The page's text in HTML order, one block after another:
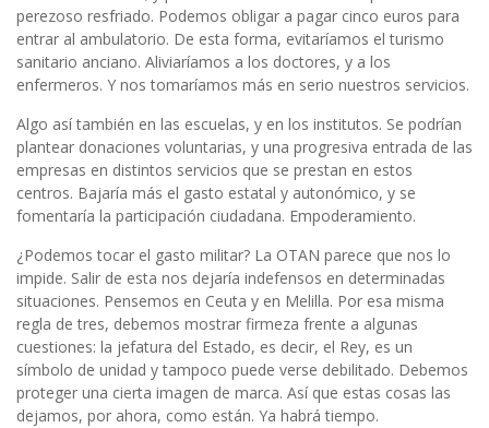
perezoso resfriado. Podemos obligar a pagar cinco euros para
entrar al ambulatorio. De esta forma, evitaríamos el turismo
sanitario anciano. Aliviaríamos a los doctores, y a los
enfermeros. Y nos tomaríamos más en serio nuestros servicios.
Algo así también en las escuelas, y en los institutos. Se podrían
plantear donaciones voluntarias, y una progresiva entrada de las
empresas en distintos servicios que se prestan en estos
centros. Bajaría más el gasto estatal y autonómico, y se
fomentaría la participación ciudadana. Empoderamiento.
¿Podemos tocar el gasto militar? La OTAN parece que nos lo
impide. Salir de esta nos dejaría indefensos en determinadas
situaciones. Pensemos en Ceuta y en Melilla. Por esa misma
regla de tres, debemos mostrar firmeza frente a algunas
cuestiones: la jefatura del Estado, es decir, el Rey, es un
símbolo de unidad y tampoco puede verse debilitado. Debemos
proteger una cierta imagen de marca. Así que estas cosas las
dejamos, por ahora, como están. Ya habrá tiempo.